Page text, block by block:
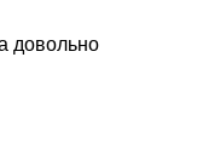
довольно